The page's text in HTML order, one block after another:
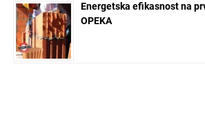
Energetska efikasnost na
OPEKA